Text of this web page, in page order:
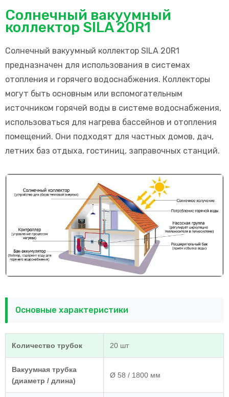
Солнечный вакуумный
коллектор SILA 20R1
Солнечный вакуумный коллектор SILA 20R1
предназначен для использования в системах
отопления и горячего водоснабжения. Коллекторы
могут быть основным или вспомогательным
источником горячей воды в системе водоснабжения,
использоваться для нагрева бассейнов и отопления
помещений. Они подходят для частных домов, дач,
летних баз отдыха, гостиниц, заправочных станций.
Основные характеристики
Количество трубок 20 шт
Вакуумная трубка
(диаметр / длина)
Ø 58 / 1800 мм